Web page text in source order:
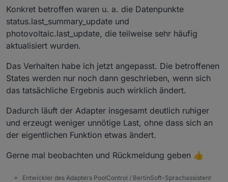
Konkret betroffen waren u. a. die Datenpunkte
status.last_summary_update und
photovoltaic.last_update, die teilweise sehr häufig
aktualisiert wurden.
Das Verhalten habe ich jetzt angepasst. Die betroffenen
States werden nur noch dann geschrieben, wenn sich
das tatsächliche Ergebnis auch wirklich ändert.
Dadurch läuft der Adapter insgesamt deutlich ruhiger
und erzeugt weniger unnötige Last, ohne dass sich an
der eigentlichen Funktion etwas ändert.
Gerne mal beobachten und Rückmeldung geben 👍
Entwickler des Adapters PoolControl / BertinSoft-Sprachassistent